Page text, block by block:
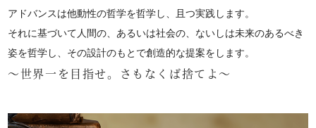
アドバンスは他動性の哲学を哲学し、且つ実践します。
それに基づいて人間の、あるいは社会の、ないしは未来のあるべき
姿を哲学し、その設計のもとで創造的な提案をします。
～世界一を目指せ。さもなくば捨てよ～